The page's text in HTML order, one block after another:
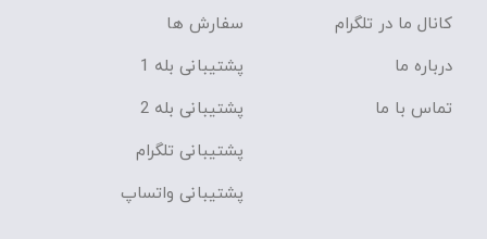
کانال ما در تلگرام
درباره ما
تماس با ما
سفارش ها
پشتیبانی بله 1
پشتیبانی بله 2
پشتیبانی تلگرام
پشتیبانی واتساپ